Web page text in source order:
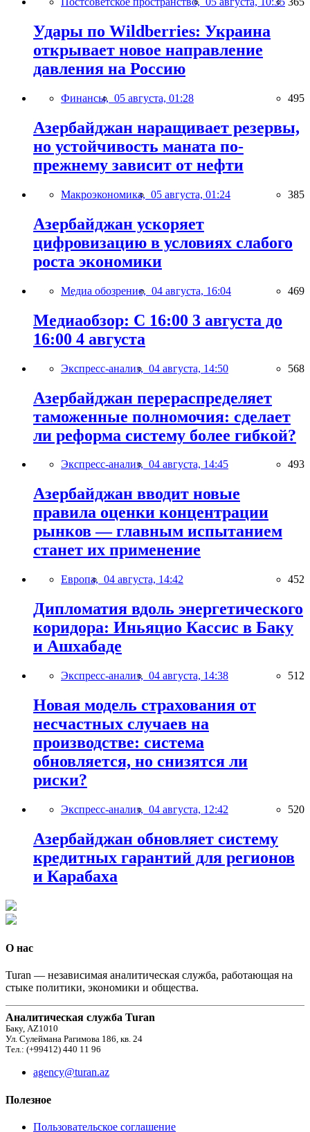
Удары по Wildberries: Украина
открывает новое направление
давления на Россию
Финансы, 05 августа, 01:28 495
Азербайджан наращивает резервы,
но устойчивость маната по-
прежнему зависит от нефти
Макроэкономика, 05 августа, 01:24 385
Азербайджан ускоряет
цифровизацию в условиях слабого
роста экономики
Медиа обозрение, 04 августа, 16:04 469
Медиаобзор: С 16:00 3 августа до
16:00 4 августа
Экспресс-анализ, 04 августа, 14:50 568
Азербайджан перераспределяет
таможенные полномочия: сделает
ли реформа систему более гибкой?
Экспресс-анализ, 04 августа, 14:45 493
Азербайджан вводит новые
правила оценки концентрации
рынков — главным испытанием
станет их применение
Европа, 04 августа, 14:42 452
Дипломатия вдоль энергетического
коридора: Иньяцио Кассис в Баку
и Ашхабаде
Экспресс-анализ, 04 августа, 14:38 512
Новая модель страхования от
несчастных случаев на
производстве: система
обновляется, но снизятся ли
риски?
Экспресс-анализ, 04 августа, 12:42 520
Азербайджан обновляет систему
кредитных гарантий для регионов
и Карабаха
О нас
Turan — независимая аналитическая служба, работающая на
стыке политики, экономики и общества.
Аналитическая служба Turan
Баку, AZ1010
Ул. Сулеймана Рагимова 186, кв. 24
Тел.: (+99412) 440 11 96
agency@turan.az
Полезное
Пользовательское соглашение